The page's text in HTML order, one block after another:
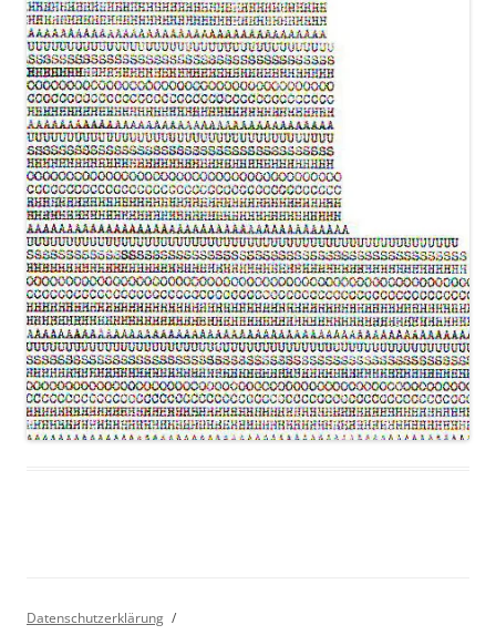
Datenschutzerklärung